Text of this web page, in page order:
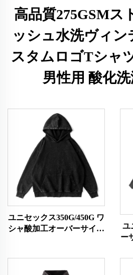
高品質275GSMス
ッシュ水洗ヴィン
スタムロゴTシャ
男性用 酸化
ユニセックス350G/450G ワ
シャ酸加工オーバーサイズ
ユ
ー